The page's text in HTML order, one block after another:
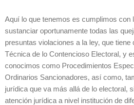
Aquí lo que tenemos es cumplimos con
sustanciar oportunamente todas las
presuntas violaciones a la ley, que tiene
Técnica de lo Contencioso Electoral, y
conocimos como Procedimientos
Ordinarios Sancionadores, así como,
jurídica que va más allá de lo electoral,
atención jurídica a nivel institución de